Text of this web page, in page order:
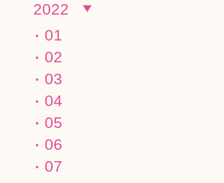
2022
01
02
03
04
05
06
07